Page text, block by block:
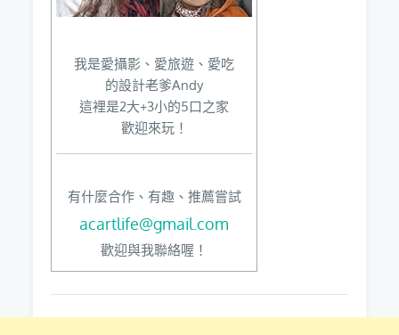
我是愛攝影、愛旅遊、愛吃
的設計老爹Andy
這裡是2大+3小的5口之家
歡迎來玩！
有什麼合作、有趣、推薦嘗試
acartlife@gmail.com
歡迎與我聯絡喔！